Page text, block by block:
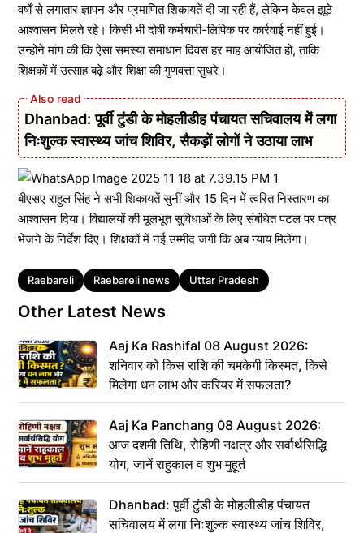
वर्षों से लगातार ज्ञापन और प्रमाणित शिकायतें दी जा रही हैं, लेकिन केवल झूठे
आश्वासन मिलते रहे। किसी भी दोषी कर्मचारी-लिपिक पर कार्रवाई नहीं हुई।
उन्होंने मांग की कि ऐसा समस्या समाधान दिवस हर माह आयोजित हो, ताकि
शिक्षकों में उत्साह बढ़े और शिक्षा की गुणवत्ता सुधरे।
Dhanbad: पूर्वी टुंडी के मोहलीडीह पंचायत सचिवालय में लगा
निःशुल्क स्वास्थ्य जांच शिविर, सैकड़ों लोगों ने उठाया लाभ
बीएसए राहुल सिंह ने सभी शिकायतें सुनीं और 15 दिन में त्वरित निस्तारण का
आश्वासन दिया। विद्यालयों की मूलभूत सुविधाओं के लिए संबंधित पटल पर पत्र
भेजने के निर्देश दिए। शिक्षकों में नई उम्मीद जगी कि अब न्याय मिलेगा।
Tags
Raebareli Raebareli news Uttar Pradesh
Other Latest News
Aaj Ka Rashifal 08 August 2026:
शनिवार को किस राशि की चमकेगी किस्मत, किसे
मिलेगा धन लाभ और करियर में सफलता?
Aaj Ka Panchang 08 August 2026:
आज दशमी तिथि, रोहिणी नक्षत्र और सर्वार्थसिद्धि
योग, जानें राहुकाल व शुभ मुहूर्त
Dhanbad: पूर्वी टुंडी के मोहलीडीह पंचायत
सचिवालय में लगा निःशुल्क स्वास्थ्य जांच शिविर,